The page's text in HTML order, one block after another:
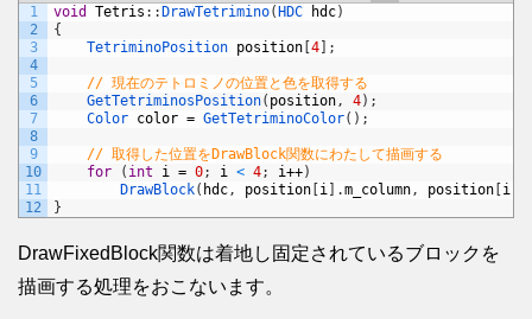
1
2
3
4
5
6
7
8
9
10
11
12
void Tetris : : DrawTetrimino( HDC hdc)
{
TetriminoPosition position 4 ;
// 現在のテトロミノの位置と色を取得する
GetTetriminosPosition( position, 4) ;
Color color = GetTetriminoColor( ) ;
// 取得した位置をDrawBlock関数にわたして描画する
for
( int i = 0; i < 4; i++)
DrawBlock( hdc, position i .m_column, position i
}
DrawFixedBlock関数は着地し固定されているブロックを
描画する処理をおこないます。